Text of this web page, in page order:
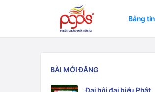
Bảng tin
BÀI MỚI ĐĂNG
Đại hội đại biểu Phật